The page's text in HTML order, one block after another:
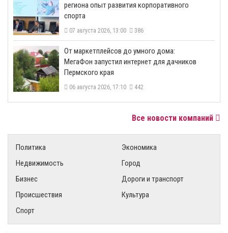
региона опыт развития корпоративного
спорта
07 августа 2026, 13:00 386
От маркетплейсов до умного дома:
МегаФон запустил интернет для дачников
Пермского края
06 августа 2026, 17:10 442
Все новости компаний
Политика
Экономика
Недвижимость
Город
Бизнес
Дороги и транспорт
Происшествия
Культура
Спорт